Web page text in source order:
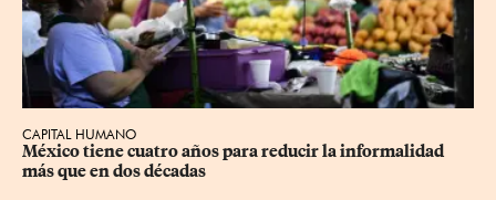
CAPITAL HUMANO
México tiene cuatro años para reducir la informalidad
más que en dos décadas